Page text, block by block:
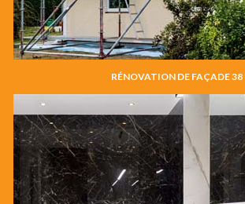
RÉNOVATION DE FAÇADE 38